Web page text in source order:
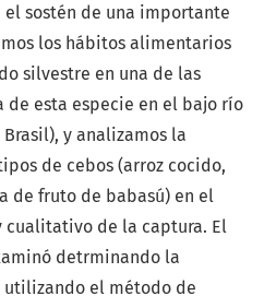
sostén de una importante
los hábitos alimentarios
silvestre en una de las
de esta especie en el bajo río
Brasil), y analizamos la
de cebos (arroz cocido,
de fruto de babasú) en el
de la captura. El
detrminando la
el método de